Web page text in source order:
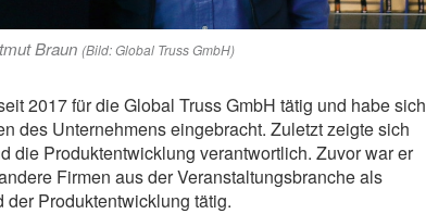
Braun (Bild: Global Truss GmbH)
2017 für die Global Truss GmbH tätig und habe sich
des Unternehmens eingebracht. Zuletzt zeigte sich
die Produktentwicklung verantwortlich. Zuvor war er
Firmen aus der Veranstaltungsbranche als
der Produktentwicklung tätig.